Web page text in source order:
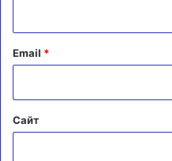
й
Email *
Сайт